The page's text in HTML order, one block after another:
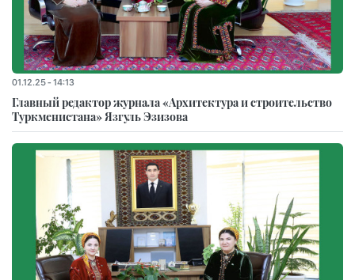
01.12.25 - 14:13
Главный редактор журнала «Архитектура и строительство
Туркменистана» Язгуль Эзизова